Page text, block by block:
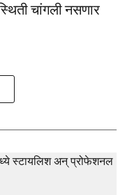
चांगली नसणार